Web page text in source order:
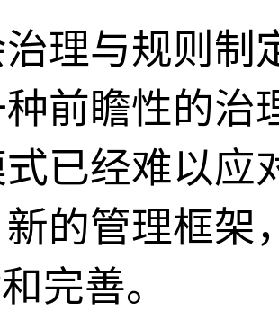
理与规则制
前瞻性的治
已经难以应
的管理框架
完善。